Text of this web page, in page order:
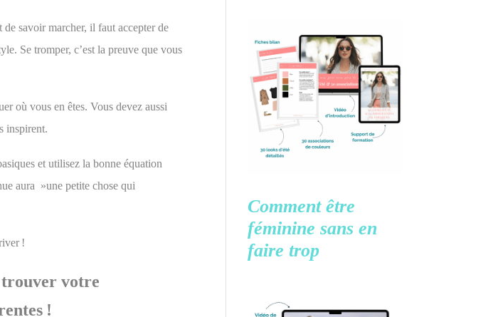
de savoir marcher, il faut accepter de
Se tromper, c’est la preuve que vous
où vous en êtes. Vous devez aussi
inspirent.
et utilisez la bonne équation
aura »une petite chose qui
!
trouver votre
!
Comment être
féminine sans en
faire trop